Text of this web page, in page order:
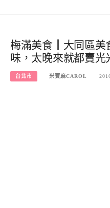
梅滿美食┃大同區美
味，太晚來就都賣光
台北市 米寶麻CAROL